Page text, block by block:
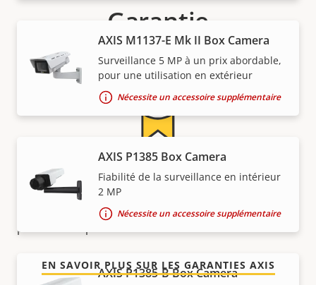
AXIS M1137-E Mk II Box Camera
Surveillance 5 MP à un prix abordable,
pour une utilisation en extérieur
Nécessite un accessoire supplémentaire
AXIS P1385 Box Camera
Fiabilité de la surveillance en intérieur
2 MP
Nécessite un accessoire supplémentaire
AXIS P1385-B Box Camera
Garantie
Pour la tranquillité d'esprit
Notre garantie de 3 ans offre la propriété sans
problème et permet de contrôler les coûts.
EN SAVOIR PLUS SUR LES GARANTIES AXIS